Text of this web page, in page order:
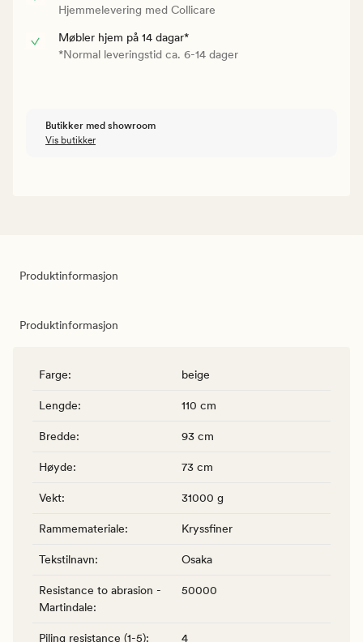
Hjemmelevering med Collicare
Møbler hjem på 14 dagar*
*Normal leveringstid ca. 6-14 dager
Butikker med showroom
Vis butikker
Produktinformasjon
Produktinformasjon
Farge: beige
Lengde: 110 cm
Bredde: 93 cm
Høyde: 73 cm
Vekt: 31000 g
Rammemateriale: Kryssfiner
Tekstilnavn: Osaka
Resistance to abrasion -
Martindale:
50000
Piling resistance (1-5): 4